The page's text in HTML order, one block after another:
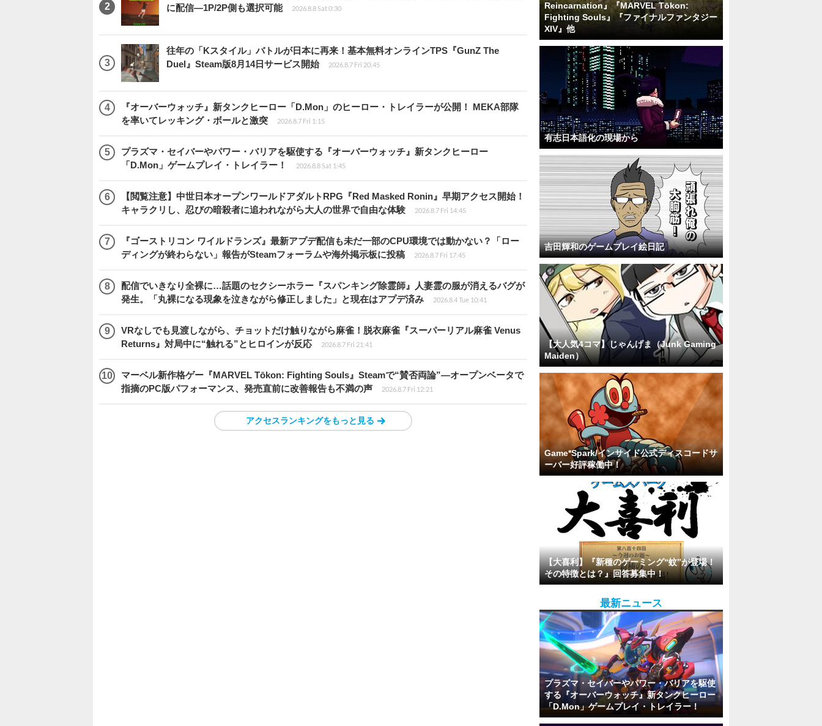
に配信―1P/2P側も選択可能
2026.8.8 Sat 0:30
往年の「Kスタイル」バトルが日本に再来！基本無料オンラインTPS『GunZ The
Duel』Steam版8月14日サービス開始
2026.8.7 Fri 20:45
『オーバーウォッチ』新タンクヒーロー「D.Mon」のヒーロー・トレイラーが公開！ MEKA部隊
を率いてレッキング・ボールと激突
2026.8.7 Fri 1:15
プラズマ・セイバーやパワー・バリアを駆使する『オーバーウォッチ』新タンクヒーロー
「D.Mon」ゲームプレイ・トレイラー！
2026.8.8 Sat 1:45
【閲覧注意】中世日本オープンワールドアダルトRPG『Red Masked Ronin』早期アクセス開始！
キャラクリし、忍びの暗殺者に追われながら大人の世界で自由な体験
2026.8.7 Fri 14:45
『ゴーストリコン ワイルドランズ』最新アプデ配信も未だ一部のCPU環境では動かない？「ロー
ディングが終わらない」報告がSteamフォーラムや海外掲示板に投稿
2026.8.7 Fri 17:45
配信でいきなり全裸に…話題のセクシーホラー『スパンキング除霊師』人妻霊の服が消えるバグが
発生。「丸裸になる現象を泣きながら修正しました」と現在はアプデ済み
2026.8.4 Tue 10:41
VRなしでも見渡しながら、チョットだけ触りながら麻雀！脱衣麻雀『スーパーリアル麻雀 Venus
Returns』対局中に“触れる”とヒロインが反応
2026.8.7 Fri 21:41
マーベル新作格ゲー『MARVEL Tōkon: Fighting Souls』Steamで“賛否両論”―オープンベータで
指摘のPC版パフォーマンス、発売直前に改善報告も不満の声
2026.8.7 Fri 12:21
アクセスランキングをもっと見る
Reincarnation』『MARVEL Tōkon:
Fighting Souls』『ファイナルファンタジー
XIV』他
有志日本語化の現場から
吉田輝和のゲームプレイ絵日記
【大人気4コマ】じゃんげま（Junk Gaming
Maiden）
Game*Spark/インサイド公式ディスコードサ
ーバー好評稼働中！
【大喜利】『新種のゲーミング“蚊”が登場！
その特徴とは？』回答募集中！
最新ニュース
プラズマ・セイバーやパワー・バリアを駆使
する『オーバーウォッチ』新タンクヒーロー
「D.Mon」ゲームプレイ・トレイラー！